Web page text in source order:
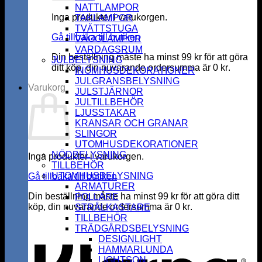
Inga produkter i varukorgen.
Gå tillbaka till butiken
Din beställning måste ha minst99 kr för att göra
ditt köp, din nuvarande ordersumma är 0 kr.
Varukorg
Inga produkter i varukorgen.
Gå tillbaka till butiken
Din beställning måste ha minst99 kr för att göra ditt
köp, din nuvarande ordersumma är 0 kr.
NATTLAMPOR
TAKLAMPOR
TVÄTTSTUGA
VÄGGLAMPOR
VARDAGSRUM
JULBELYSNING
INOMHUSDEKORATIONER
JULGRANSBELYSNING
JULSTJÄRNOR
JULTILLBEHÖR
LJUSSTAKAR
KRANSAR OCH GRANAR
SLINGOR
UTOMHUSDEKORATIONER
NÖDBELYSNING
TILLBEHÖR
UTOMHUSBELYSNING
ARMATURER
POLLARE
STRÅLKASTARE
TILLBEHÖR
TRÄDGÅRDSBELYSNING
DESIGNLIGHT
HAMMARLUNDA
LIGHTSON